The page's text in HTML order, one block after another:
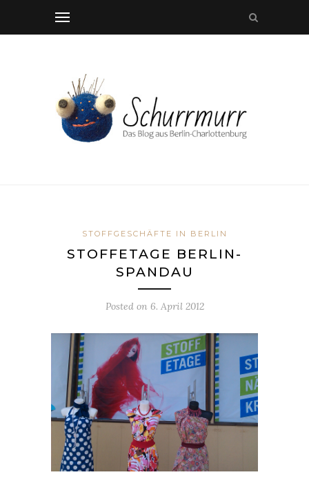
STOFFGESCHÄFTE IN BERLIN
STOFFETAGE BERLIN-
SPANDAU
Posted on 6. April 2012